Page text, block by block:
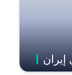
إيران